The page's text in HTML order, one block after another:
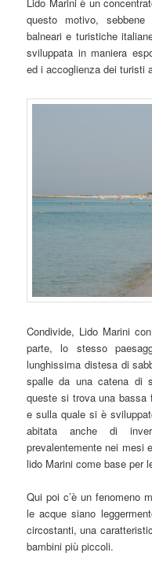
Lido Marini è un
questo motivo,
balneari e turistiche
sviluppata in maniera
ed i accoglienza dei turisti
Condivide, Lido Marini
parte, lo stesso
lunghissima distesa di
spalle da una catena di
queste si trova una bassa
e sulla quale si è
abitata anche di
prevalentemente nei mesi
lido Marini come base per
Qui poi c’è un fenomeno
le acque siano
circostanti, una
bambini più piccoli.